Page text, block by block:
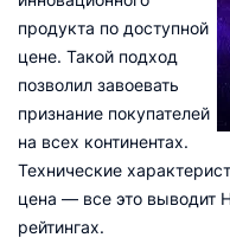
продукта по доступной
цене. Такой подход
позволил завоевать
признание покупателей
на всех континентах.
Технические
цена — все это выводит
рейтингах.